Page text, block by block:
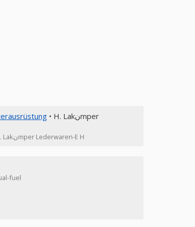
• H. Lakنmper
• H. Lakنmper Lederwaren-E H
fuel